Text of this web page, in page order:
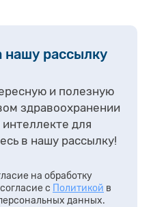
рассылку
и полезную
здравоохранении
для
в нашу рассылку!
на обработку
с Политикой в
данных.